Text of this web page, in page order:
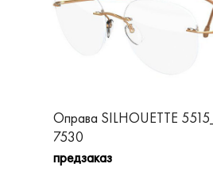
Оправа SILHOUETTE
7530
предзаказ